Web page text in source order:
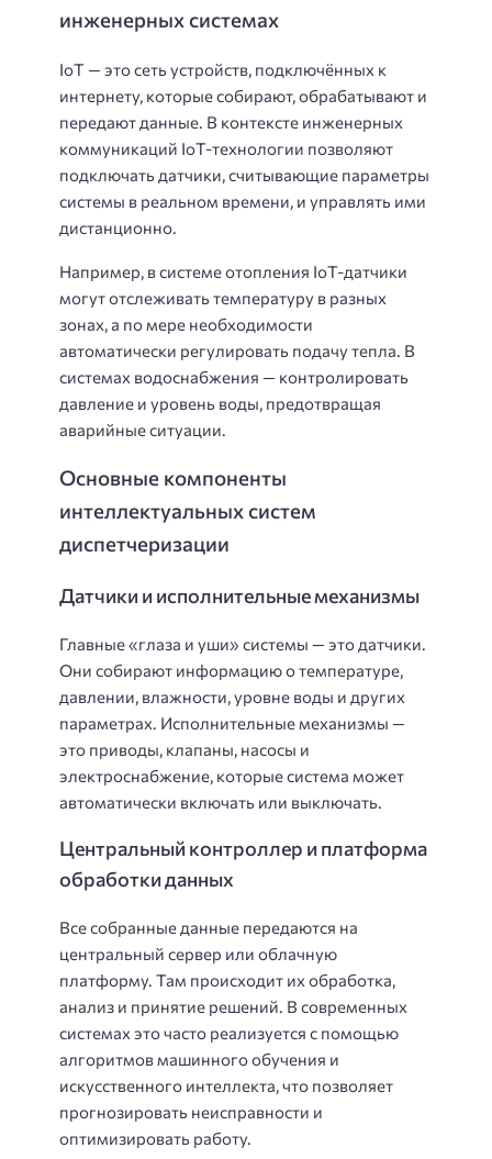
инженерных системах
IoT — это сеть устройств, подключённых к
интернету, которые собирают, обрабатывают и
передают данные. В контексте инженерных
коммуникаций IoT-технологии позволяют
подключать датчики, считывающие параметры
системы в реальном времени, и управлять ими
дистанционно.
Например, в системе отопления IoT-датчики
могут отслеживать температуру в разных
зонах, а по мере необходимости
автоматически регулировать подачу тепла. В
системах водоснабжения — контролировать
давление и уровень воды, предотвращая
аварийные ситуации.
Основные компоненты
интеллектуальных систем
диспетчеризации
Датчики и исполнительные механизмы
Главные «глаза и уши» системы — это датчики.
Они собирают информацию о температуре,
давлении, влажности, уровне воды и других
параметрах. Исполнительные механизмы —
это приводы, клапаны, насосы и
электроснабжение, которые система может
автоматически включать или выключать.
Центральный контроллер и платформа
обработки данных
Все собранные данные передаются на
центральный сервер или облачную
платформу. Там происходит их обработка,
анализ и принятие решений. В современных
системах это часто реализуется с помощью
алгоритмов машинного обучения и
искусственного интеллекта, что позволяет
прогнозировать неисправности и
оптимизировать работу.